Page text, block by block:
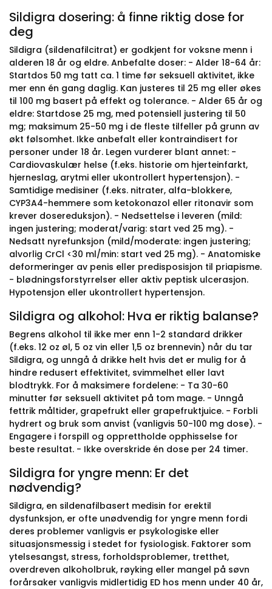
Sildigra dosering: å finne riktig dose for
deg
Sildigra (sildenafilcitrat) er godkjent for voksne menn i
alderen 18 år og eldre. Anbefalte doser: - Alder 18-64 år:
Startdos 50 mg tatt ca. 1 time før seksuell aktivitet, ikke
mer enn én gang daglig. Kan justeres til 25 mg eller økes
til 100 mg basert på effekt og tolerance. - Alder 65 år og
eldre: Startdose 25 mg, med potensiell justering til 50
mg; maksimum 25-50 mg i de fleste tilfeller på grunn av
økt følsomhet. Ikke anbefalt eller kontraindisert for
personer under 18 år. Legen vurderer blant annet: -
Cardiovaskulær helse (f.eks. historie om hjerteinfarkt,
hjerneslag, arytmi eller ukontrollert hypertensjon). -
Samtidige medisiner (f.eks. nitrater, alfa-blokkere,
CYP3A4-hemmere som ketokonazol eller ritonavir som
krever dosereduksjon). - Nedsettelse i leveren (mild:
ingen justering; moderat/varig: start ved 25 mg). -
Nedsatt nyrefunksjon (mild/moderate: ingen justering;
alvorlig CrCl <30 ml/min: start ved 25 mg). - Anatomiske
deformeringer av penis eller predisposisjon til priapisme.
- blødningsforstyrrelser eller aktiv peptisk ulcerasjon.
Hypotensjon eller ukontrollert hypertensjon.
Sildigra og alkohol: Hva er riktig balanse?
Begrens alkohol til ikke mer enn 1-2 standard drikker
(f.eks. 12 oz øl, 5 oz vin eller 1,5 oz brennevin) når du tar
Sildigra, og unngå å drikke helt hvis det er mulig for å
hindre redusert effektivitet, svimmelhet eller lavt
blodtrykk. For å maksimere fordelene: - Ta 30-60
minutter før seksuell aktivitet på tom mage. - Unngå
fettrik måltider, grapefrukt eller grapefruktjuice. - Forbli
hydrert og bruk som anvist (vanligvis 50-100 mg dose). -
Engagere i forspill og opprettholde opphisselse for
beste resultat. - Ikke overskride én dose per 24 timer.
Sildigra for yngre menn: Er det
nødvendig?
Sildigra, en sildenafilbasert medisin for erektil
dysfunksjon, er ofte unødvendig for yngre menn fordi
deres problemer vanligvis er psykologiske eller
situasjonsmessig i stedet for fysiologisk. Faktorer som
ytelsesangst, stress, forholdsproblemer, tretthet,
overdreven alkoholbruk, røyking eller mangel på søvn
forårsaker vanligvis midlertidig ED hos menn under 40 år,